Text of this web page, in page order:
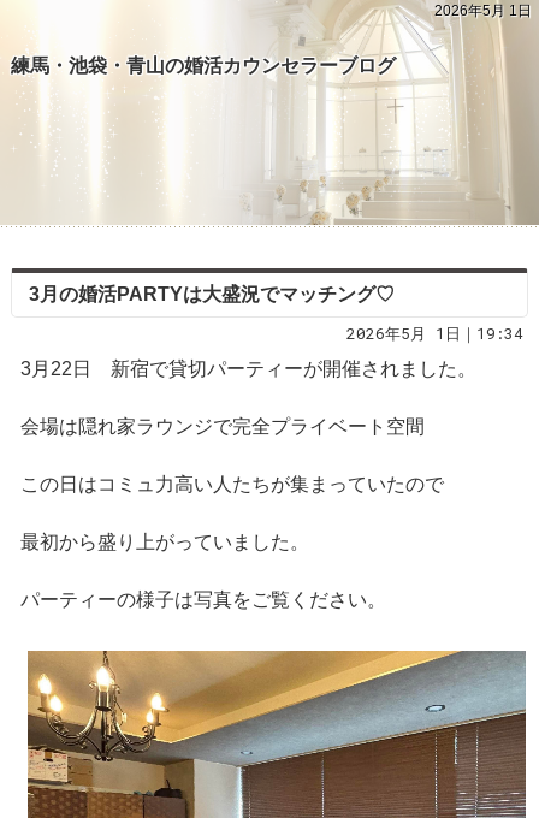
2026年5月 1日
練馬・池袋・青山の婚活カウンセラーブログ
3月の婚活PARTYは大盛況でマッチング♡
2026年5月 1日｜19:34
3月22日 新宿で貸切パーティーが開催されました。
会場は隠れ家ラウンジで完全プライベート空間
この日はコミュ力高い人たちが集まっていたので
最初から盛り上がっていました。
パーティーの様子は写真をご覧ください。